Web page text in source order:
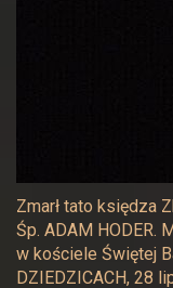
Zmarł tato księdza
Śp. ADAM HODER.
w kościele Świętej
DZIEDZICACH, 28